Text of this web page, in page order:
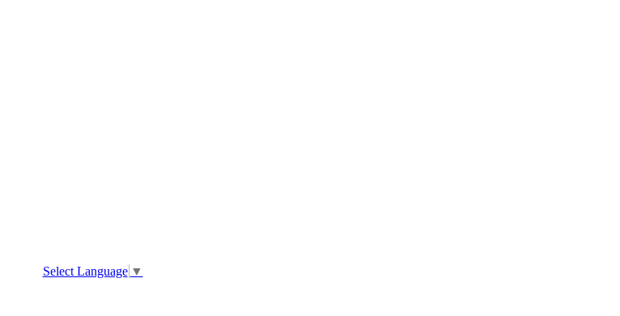
Select Language ▼